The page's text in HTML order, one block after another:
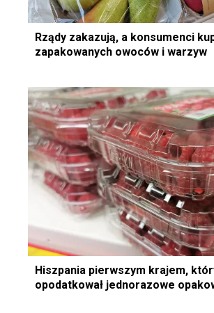
Rządy zakazują, a konsumenci
zapakowanych owoców i warzyw
Hiszpania pierwszym krajem,
opodatkował jednorazowe